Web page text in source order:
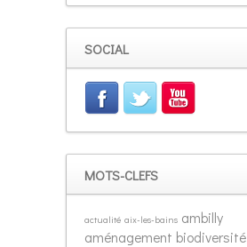
SOCIAL
MOTS-CLEFS
actualité aix-les-bains ambilly
aménagement biodiversité